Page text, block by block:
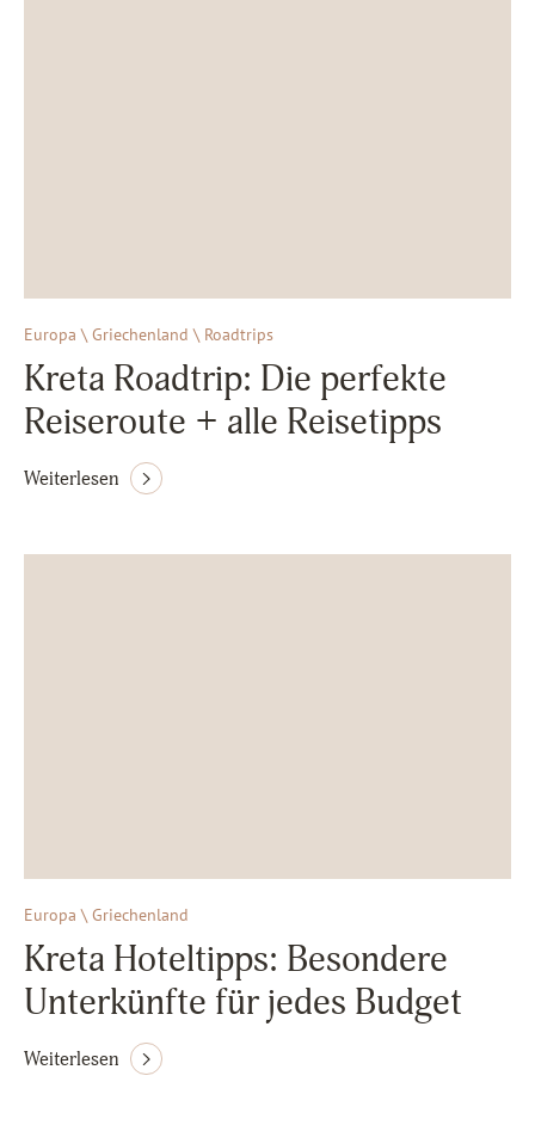
Europa \ Griechenland \ Roadtrips
Kreta Roadtrip: Die perfekte
Reiseroute + alle Reisetipps
Weiterlesen
Europa \ Griechenland
Kreta Hoteltipps: Besondere
Unterkünfte für jedes Budget
Weiterlesen